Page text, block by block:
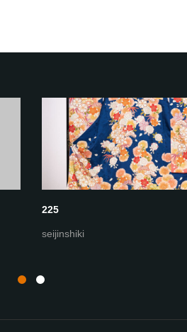
225
seijinshiki